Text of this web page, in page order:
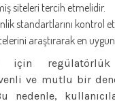
siteleri tercih etmelidir.
standartlarını kontrol
araştırarak en
için
ve mutlu bir
nedenle,